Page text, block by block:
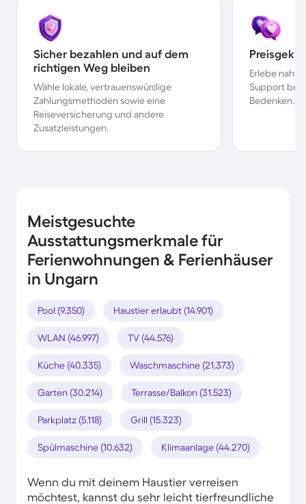
Sicher bezahlen und auf dem
richtigen Weg bleiben
Wähle lokale, vertrauenswürdige
Zahlungsmethoden sowie eine
Reiseversicherung und andere
Zusatzleistungen.
Erlebe
Support bei
Bedenken.
Meistgesuchte
Ausstattungsmerkmale für
Ferienwohnungen & Ferienhäuser
in Ungarn
Pool (9.350) Haustier erlaubt (14.901)
WLAN (46.997) TV (44.576)
Küche (40.335) Waschmaschine (21.373)
Garten (30.214) Terrasse/Balkon (31.523)
Parkplatz (5.118) Grill (15.323)
Spülmaschine (10.632) Klimaanlage (44.270)
Wenn du mit deinem Haustier verreisen
möchtest, kannst du sehr leicht tierfreundliche